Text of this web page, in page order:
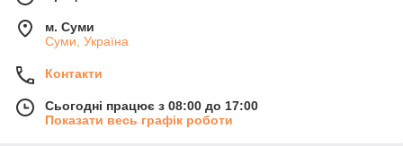
м. Суми
Суми, Україна
Контакти
Сьогодні працює з 08:00 до 17:00
Показати весь графік роботи